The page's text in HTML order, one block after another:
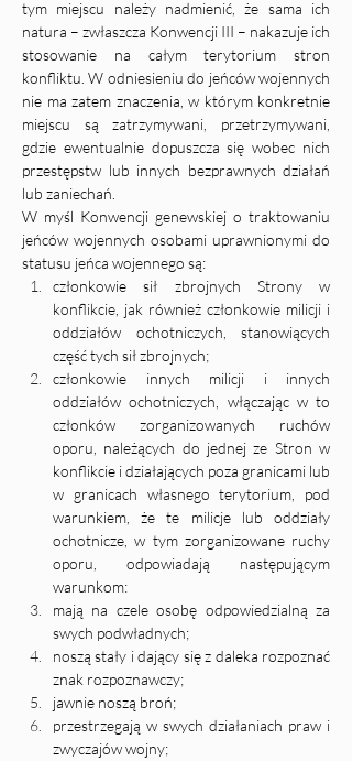
tym miejscu należy nadmienić, że sama ich
natura – zwłaszcza Konwencji III – nakazuje ich
stosowanie na całym terytorium stron
konfliktu. W odniesieniu do jeńców wojennych
nie ma zatem znaczenia, w którym konkretnie
miejscu są zatrzymywani, przetrzymywani,
gdzie ewentualnie dopuszcza się wobec nich
przestępstw lub innych bezprawnych działań
lub zaniechań.
W myśl Konwencji genewskiej o traktowaniu
jeńców wojennych osobami uprawnionymi do
statusu jeńca wojennego są:
członkowie sił zbrojnych Strony w
konflikcie, jak również członkowie milicji i
oddziałów ochotniczych, stanowiących
część tych sił zbrojnych;
członkowie innych milicji i innych
oddziałów ochotniczych, włączając w to
członków zorganizowanych ruchów
oporu, należących do jednej ze Stron w
konflikcie i działających poza granicami lub
w granicach własnego terytorium, pod
warunkiem, że te milicje lub oddziały
ochotnicze, w tym zorganizowane ruchy
oporu, odpowiadają następującym
warunkom:
mają na czele osobę odpowiedzialną za
swych podwładnych;
noszą stały i dający się z daleka rozpoznać
znak rozpoznawczy;
jawnie noszą broń;
przestrzegają w swych działaniach praw i
zwyczajów wojny;